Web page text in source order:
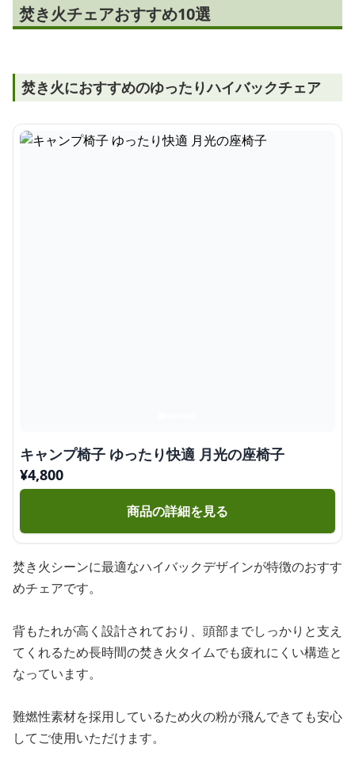
焚き火チェアおすすめ10選
焚き火におすすめのゆったりハイバックチェア
キャンプ椅子 ゆったり快適 月光の座椅子
¥4,800
商品の詳細を見る
焚き火シーンに最適なハイバックデザインが特徴のおすす
めチェアです。
背もたれが高く設計されており、頭部までしっかりと支え
てくれるため長時間の焚き火タイムでも疲れにくい構造と
なっています。
難燃性素材を採用しているため火の粉が飛んできても安心
してご使用いただけます。